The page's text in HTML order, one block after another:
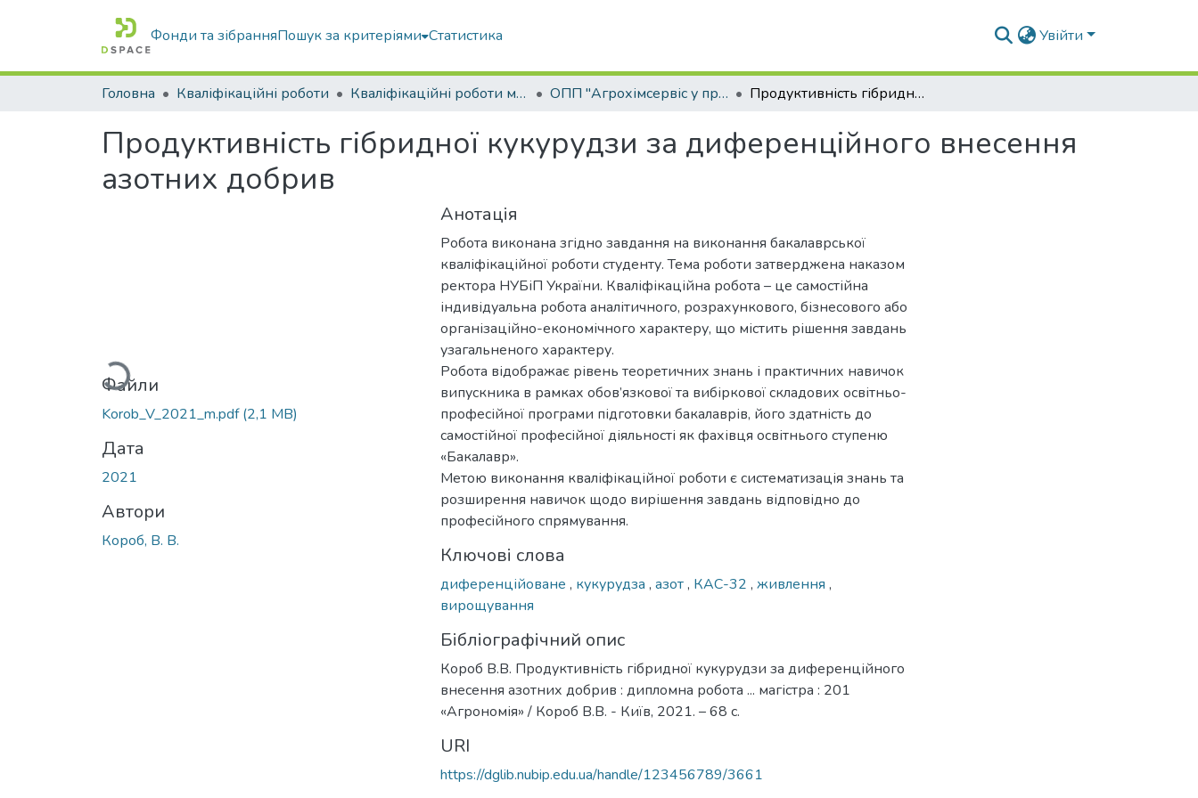
Фонди та зібранняПошук за критеріями Статистика Увійти
Головна Кваліфікаційні роботи Кваліфікаційні роботи магістрів ОПП "Агрохімсервіс у прецизійному агровиробництві" Продуктивність гібридної кукурудзи за диференційного внесення азотних добрив
Продуктивність гібридної кукурудзи за диференційного внесення
азотних добрив
Вантажиться...
Файли
Korob_V_2021_m.pdf(2,1 MB)
Дата
2021
Автори
Короб, В. В.
Анотація
Робота виконана згідно завдання на виконання бакалаврської
кваліфікаційної роботи студенту. Тема роботи затверджена наказом
ректора НУБіП України. Кваліфікаційна робота – це самостійна
індивідуальна робота аналітичного, розрахункового, бізнесового або
організаційно-економічного характеру, що містить рішення завдань
узагальненого характеру.
Робота відображає рівень теоретичних знань і практичних навичок
випускника в рамках обов’язкової та вибіркової складових освітньо-
професійної програми підготовки бакалаврів, його здатність до
самостійної професійної діяльності як фахівця освітнього ступеню
«Бакалавр».
Метою виконання кваліфікаційної роботи є систематизація знань та
розширення навичок щодо вирішення завдань відповідно до
професійного спрямування.
Ключові слова
диференційоване , кукурудза , азот, КАС-32 , живлення ,
вирощування
Бібліографічний опис
Короб В.В. Продуктивність гібридної кукурудзи за диференційного
внесення азотних добрив : дипломна робота ... магістра : 201
«Агрономія» / Короб В.В. - Київ, 2021. – 68 с.
URI
https://dglib.nubip.edu.ua/handle/123456789/3661